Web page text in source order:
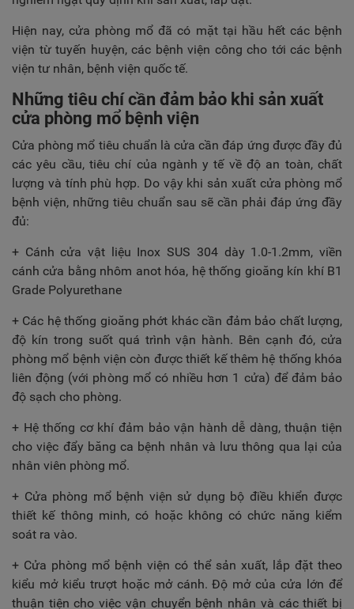
Hiện nay, cửa phòng mổ đã có mặt tại hầu hết các bệnh
viện từ tuyến huyện, các bệnh viện công cho tới các bệnh
viện tư nhân, bệnh viện quốc tế.
Những tiêu chí cần đảm bảo khi sản xuất
cửa phòng mổ bệnh viện
Cửa phòng mổ tiêu chuẩn là cửa cần đáp ứng được đầy đủ
các yêu cầu, tiêu chí của ngành y tế về độ an toàn, chất
lượng và tính phù hợp. Do vậy khi sản xuất cửa phòng mổ
bệnh viện, những tiêu chuẩn sau sẽ cần phải đáp ứng đầy
đủ:
+ Cánh cửa vật liệu Inox SUS 304 dày 1.0-1.2mm, viền
cánh cửa bằng nhôm anot hóa, hệ thống gioăng kín khí B1
Grade Polyurethane
+ Các hệ thống gioăng phớt khác cần đảm bảo chất lượng,
độ kín trong suốt quá trình vận hành. Bên cạnh đó, cửa
phòng mổ bệnh viện còn được thiết kế thêm hệ thống khóa
liên động (với phòng mổ có nhiều hơn 1 cửa) để đảm bảo
độ sạch cho phòng.
+ Hệ thống cơ khí đảm bảo vận hành dễ dàng, thuận tiện
cho việc đẩy băng ca bệnh nhân và lưu thông qua lại của
nhân viên phòng mổ.
+ Cửa phòng mổ bệnh viện sử dụng bộ điều khiển được
thiết kế thông minh, có hoặc không có chức năng kiểm
soát ra vào.
+ Cửa phòng mổ bệnh viện có thể sản xuất, lắp đặt theo
kiểu mở kiểu trượt hoặc mở cánh. Độ mở của cửa lớn để
thuận tiện cho việc vận chuyển bệnh nhân và các thiết bị